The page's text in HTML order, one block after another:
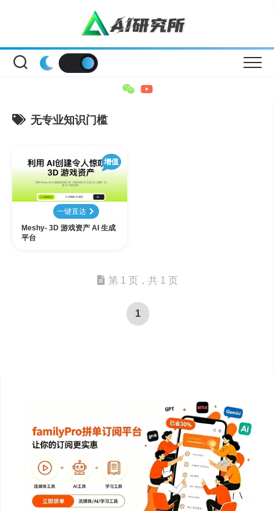
无专业知识门槛
增值
一键直达
Meshy- 3D 游戏资产 AI 生成
平台
第 1 页，共 1 页
1